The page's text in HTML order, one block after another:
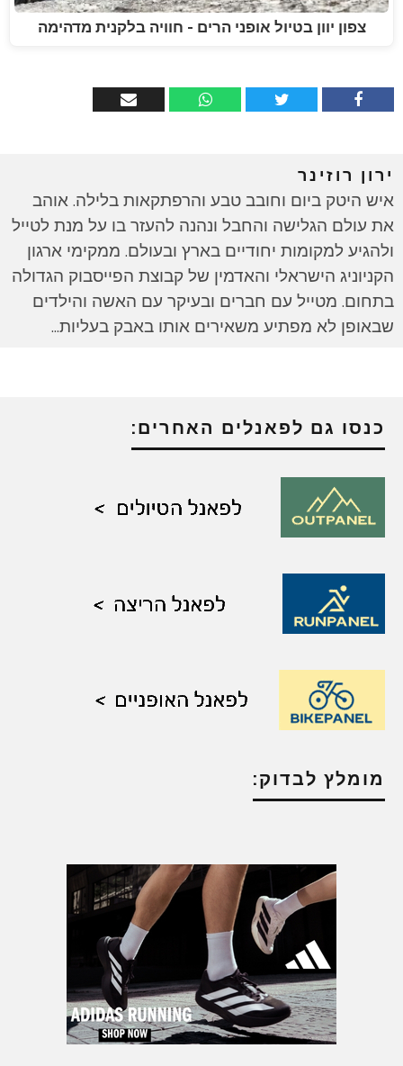
צפון יוון בטיול אופני הרים - חוויה בלקנית מדהימה
ירון רוזינר
איש היטק ביום וחובב טבע והרפתקאות בלילה. אוהב
את עולם הגלישה והחבל ונהנה להעזר בו על מנת לטייל
ולהגיע למקומות יחודיים בארץ ובעולם. ממקימי ארגון
הקניוניג הישראלי והאדמין של קבוצת הפייסבוק הגדולה
בתחום. מטייל עם חברים ובעיקר עם האשה והילדים
שבאופן לא מפתיע משאירים אותו באבק בעליות...
כנסו גם לפאנלים האחרים:
מומלץ לבדוק: